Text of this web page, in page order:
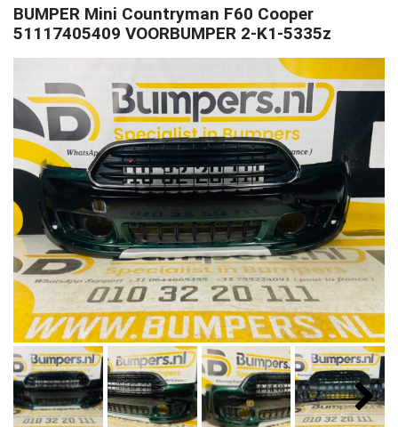
BUMPER Mini Countryman F60 Cooper
51117405409 VOORBUMPER 2-K1-5335z